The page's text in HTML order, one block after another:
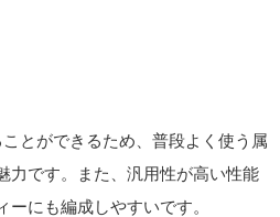
とができるため、普段よく使う属
力です。また、汎用性が高い性能
ーにも編成しやすいです。